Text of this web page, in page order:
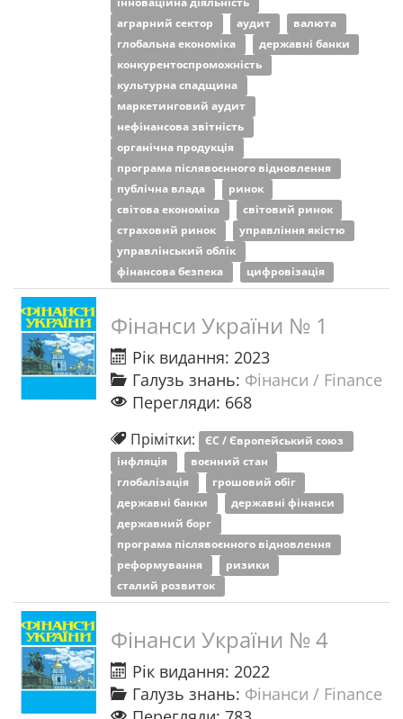
аграрний сектор
аудит
валюта
глобальна економіка
державні банки
конкурентоспроможність
культурна спадщина
маркетинговий аудит
нефінансова звітність
органічна продукція
програма післявоєнного відновлення
публічна влада
ринок
світова економіка
світовий ринок
страховий ринок
управління якістю
управлінський облік
фінансова безпека
цифровізація
Фінанси України № 1
Рік видання: 2023
Галузь знань: Фінанси / Finance
Перегляди: 668
Прімітки: ЄС / Європейський союз
інфляція
воєнний стан
глобалізація
грошовий обіг
державні банки
державні фінанси
державний борг
програма післявоєнного відновлення
реформування
ризики
сталий розвиток
Фінанси України № 4
Рік видання: 2022
Галузь знань: Фінанси / Finance